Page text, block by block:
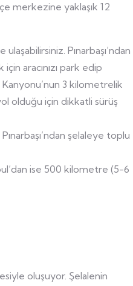
merkezine yaklaşık 12
Pınarbaşı’ndan
aracınızı park edip
3 kilometrelik
olduğu için dikkatli sürüş
şelaleye toplu
ise 500 kilometre (5-6
oluşuyor. Şelalenin